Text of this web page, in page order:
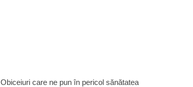
Obiceiuri care ne pun în pericol sănătatea